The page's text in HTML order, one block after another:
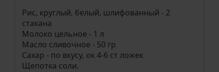
Рис, круглый, белый, шлифованный - 2
стакана
Молоко цельное - 1 л
Масло сливочное - 50 гр
Сахар - по вкусу, ок 4-6 ст ложек
Щепотка соли.